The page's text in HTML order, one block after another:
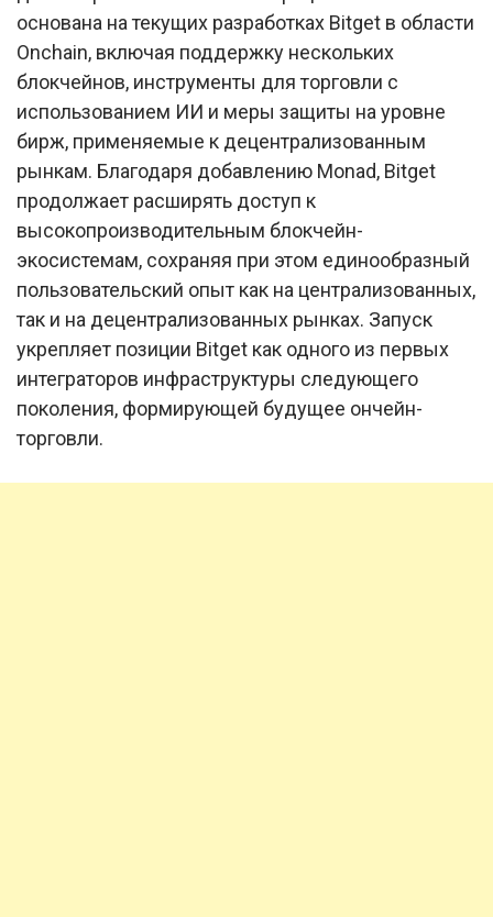
основана на текущих разработках Bitget в области
Onchain, включая поддержку нескольких
блокчейнов, инструменты для торговли с
использованием ИИ и меры защиты на уровне
бирж, применяемые к децентрализованным
рынкам. Благодаря добавлению Monad, Bitget
продолжает расширять доступ к
высокопроизводительным блокчейн-
экосистемам, сохраняя при этом единообразный
пользовательский опыт как на централизованных,
так и на децентрализованных рынках. Запуск
укрепляет позиции Bitget как одного из первых
интеграторов инфраструктуры следующего
поколения, формирующей будущее ончейн-
торговли.